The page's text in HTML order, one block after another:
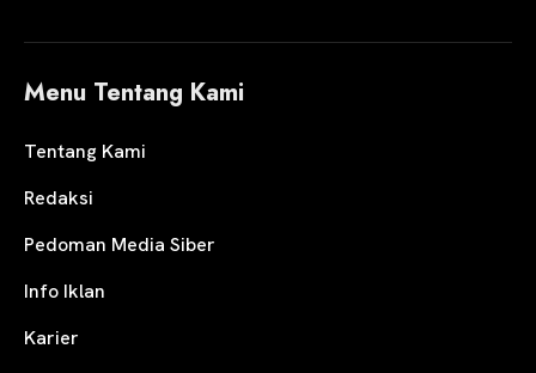
Menu Tentang Kami
Tentang Kami
Redaksi
Pedoman Media Siber
Info Iklan
Karier